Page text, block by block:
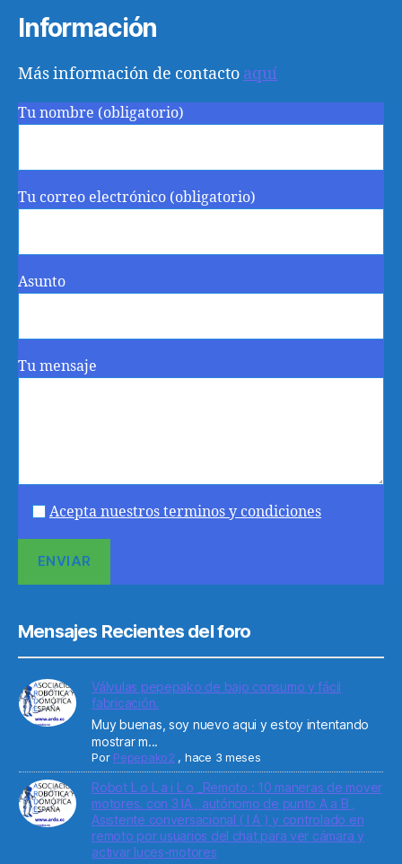
Información
Más información de contacto aquí
Tu nombre (obligatorio)
Tu correo electrónico (obligatorio)
Asunto
Tu mensaje
Acepta nuestros terminos y condiciones
Mensajes Recientes del foro
Válvulas pepepako de bajo consumo y fácil
fabricación.
Muy buenas, soy nuevo aqui y estoy intentando
mostrar m...
Por Pepepako2 , hace 3 meses
Robot L o L a i L o _Remoto : 10 maneras de mover
motores. con 3 IA , autónomo de punto A a B ,
Asistente conversacional ( I A ) y controlado en
remoto por usuarios del chat para ver cámara y
activar luces-motores